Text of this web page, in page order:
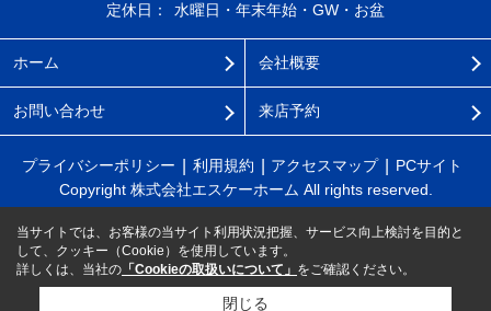
定休日：
水曜日・年末年始・GW・お盆
ホーム 会社概要
お問い合わせ 来店予約
プライバシーポリシー 利用規約 アクセスマップ
PCサイト
Copyright 株式会社エスケーホーム All rights reserved.
当サイトでは、お客様の当サイト利用状況把握、サービス向上検討を目的と
して、クッキー（Cookie）を使用しています。
詳しくは、当社の 「Cookieの取扱いについて」 をご確認ください。
閉じる